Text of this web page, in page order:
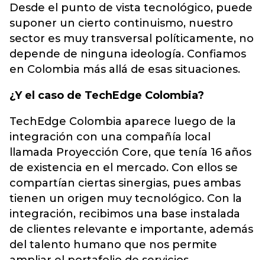
Desde el punto de vista tecnológico, puede
suponer un cierto continuismo, nuestro
sector es muy transversal políticamente, no
depende de ninguna ideología. Confiamos
en Colombia más allá de esas situaciones.
¿Y el caso de TechEdge Colombia?
TechEdge Colombia aparece luego de la
integración con una compañía local
llamada Proyección Core, que tenía 16 años
de existencia en el mercado. Con ellos se
compartían ciertas sinergias, pues ambas
tienen un origen muy tecnológico. Con la
integración, recibimos una base instalada
de clientes relevante e importante, además
del talento humano que nos permite